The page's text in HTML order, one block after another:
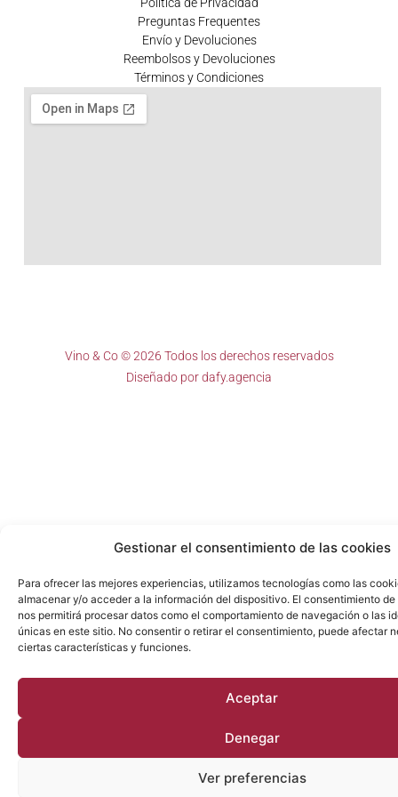
Gestionar el consentimiento de las cookies
Para ofrecer las mejores experiencias, utilizamos tecnologías como las
almacenar y/o acceder a la información del dispositivo. El consentimiento
nos permitirá procesar datos como el comportamiento de navegación o las
únicas en este sitio. No consentir o retirar el consentimiento, puede afectar
ciertas características y funciones.
Aceptar
Denegar
Ver preferencias
Preguntas Frequentes
Envío y Devoluciones
Reembolsos y Devoluciones
Términos y Condiciones
Vino & Co © 2026 Todos los derechos reservados
Diseñado pordafy.agencia